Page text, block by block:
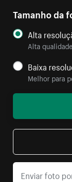
Tamanho da
Alta
Alta
Baixa
Melhor para